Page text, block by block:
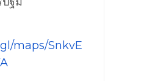
maps/SnkvE